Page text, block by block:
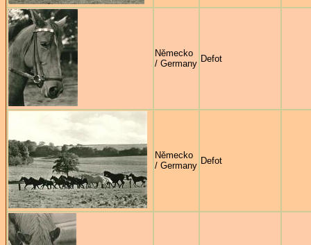
Německo
/ Germany Defot
Německo
/ Germany Defot